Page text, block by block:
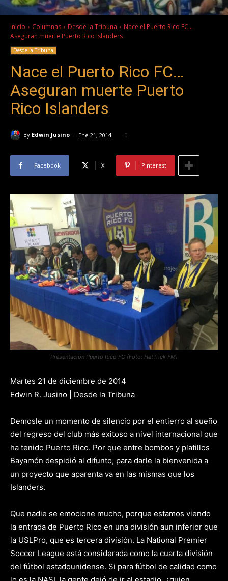
Inicio Columnas Desde la Tribuna
Nace el Puerto Rico FC...
Aseguran muerte Puerto Rico Islanders
Desde la Tribuna
Nace el Puerto Rico FC…
Aseguran muerte Puerto
Rico Islanders
By Edwin Jusino - Ene 21, 2014 0
Facebook X Pinterest
Presentación Puerto Rico FC (Foto: HatTrick FM)
Martes 21 de diciembre de 2014
Edwin R. Jusino | Desde la Tribuna
Demosle un momento de silencio por el entierro al sueño
del regreso del club más exitoso a nivel internacional que
ha tenido Puerto Rico. Por que entre bombos y platillos
Bayamón despidió al difunto, para darle la bienvenida a
un proyecto que aparenta va en las mismas que los
Islanders.
Que nadie se emocione mucho, porque estamos viendo
la entrada de Puerto Rico en una división aun inferior que
la USLPro, que es tercera división. La National Premier
Soccer League está considerada como la cuarta división
del fútbol estadounidense. Si para fútbol de calidad como